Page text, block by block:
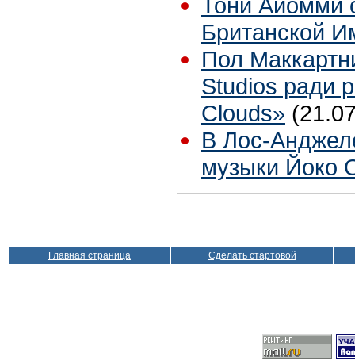
Британской
Пол
Studios ради
Clouds»
В Лос-
музыки Йоко
Главная страница Сделать стартовой